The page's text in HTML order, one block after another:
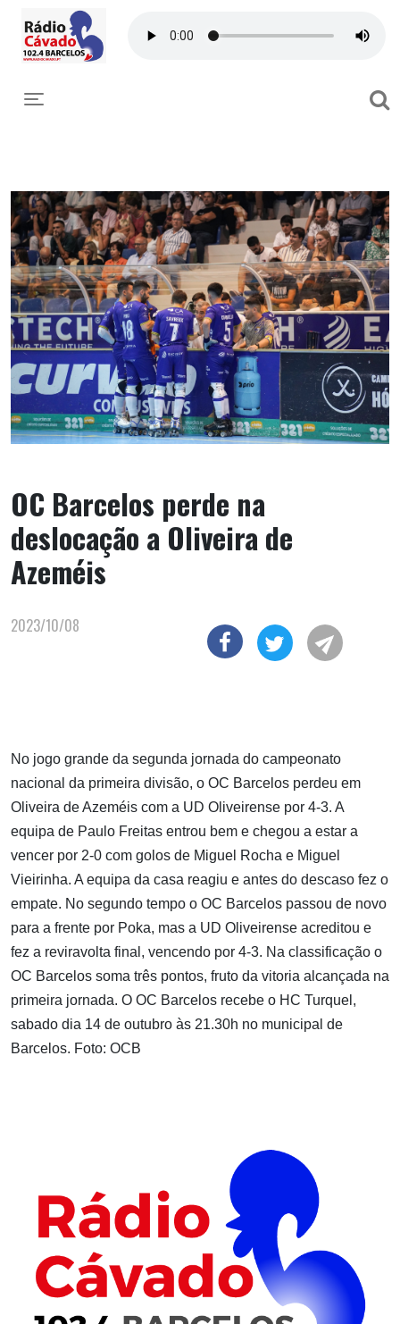
Toggle navigation
OC Barcelos perde na
deslocação a Oliveira de
Azeméis
2023/10/08
No jogo grande da segunda jornada do campeonato
nacional da primeira divisão, o OC Barcelos perdeu em
Oliveira de Azeméis com a UD Oliveirense por 4-3. A
equipa de Paulo Freitas entrou bem e chegou a estar a
vencer por 2-0 com golos de Miguel Rocha e Miguel
Vieirinha. A equipa da casa reagiu e antes do descaso fez o
empate. No segundo tempo o OC Barcelos passou de novo
para a frente por Poka, mas a UD Oliveirense acreditou e
fez a reviravolta final, vencendo por 4-3. Na classificação o
OC Barcelos soma três pontos, fruto da vitoria alcançada na
primeira jornada. O OC Barcelos recebe o HC Turquel,
sabado dia 14 de outubro às 21.30h no municipal de
Barcelos. Foto: OCB